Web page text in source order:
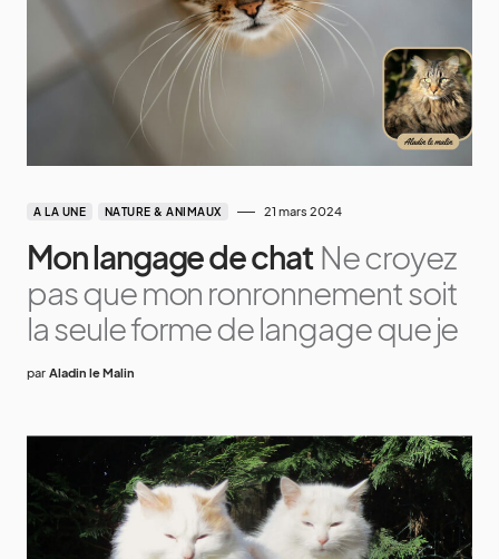
A LA UNE NATURE & ANIMAUX 21 mars 2024
Mon langage de chat Ne croyez
pas que mon ronronnement soit
la seule forme de langage que je
par Aladin le Malin